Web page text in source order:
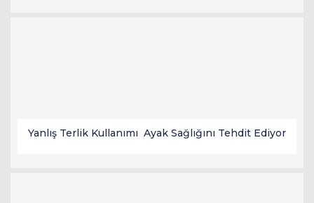
Yanlış Terlik Kullanımı Ayak Sağlığını Tehdit Ediyor